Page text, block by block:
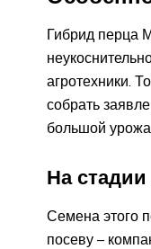
Гибрид перца
агротехники.
собрать
большой
На
Семена этого
посеву –